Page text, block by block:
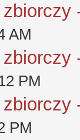
AM
PM
PM